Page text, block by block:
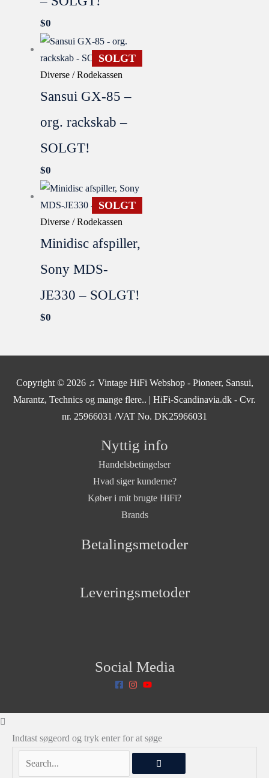
$0
SOLGT
Diverse / Rodekassen
Sansui GX-85 –
org. rackskab –
SOLGT!
$0
SOLGT
Diverse / Rodekassen
Minidisc afspiller,
Sony MDS-
JE330 – SOLGT!
$0
Copyright © 2026 ♫ Vintage HiFi Webshop - Pioneer, Sansui,
Marantz, Technics og mange flere.. | HiFi-Scandinavia.dk - Cvr.
nr. 25966031 /VAT No. DK25966031
Nyttig info
Handelsbetingelser
Hvad siger kunderne?
Køber i mit brugte HiFi?
Brands
Betalingsmetoder
Leveringsmetoder
Social Media
Indtast søgeord og tryk enter for at søge